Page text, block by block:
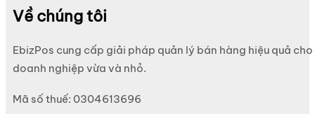
Về chúng tôi
EbizPos cung cấp giải pháp quản lý bán hàng hiệu quả cho
doanh nghiệp vừa và nhỏ.
Mã số thuế: 0304613696